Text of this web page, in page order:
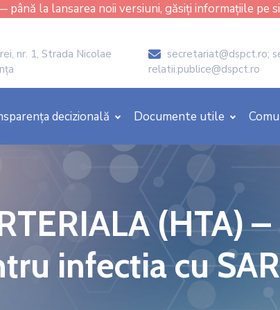
la lansarea noii versiuni, găsiți informațiile pe
nr. 1, Strada Nicolae
icon
secretariat@dspct.ro;
relatii.publice@dspct.ro
decizională Documente utile
(HTA)
infectia cu